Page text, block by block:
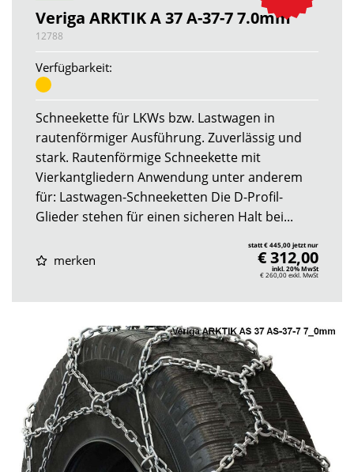
Veriga ARKTIK A 37 A-37-7 7.0mm
12788
Verfügbarkeit:
Schneekette für LKWs bzw. Lastwagen in
rautenförmiger Ausführung. Zuverlässig und
stark. Rautenförmige Schneekette mit
Vierkantgliedern Anwendung unter anderem
für: Lastwagen-Schneeketten Die D-Profil-
Glieder stehen für einen sicheren Halt bei...
merken
statt € 445,00 jetzt nur
€ 312,00
inkl. 20% MwSt
€ 260,00exkl. MwSt